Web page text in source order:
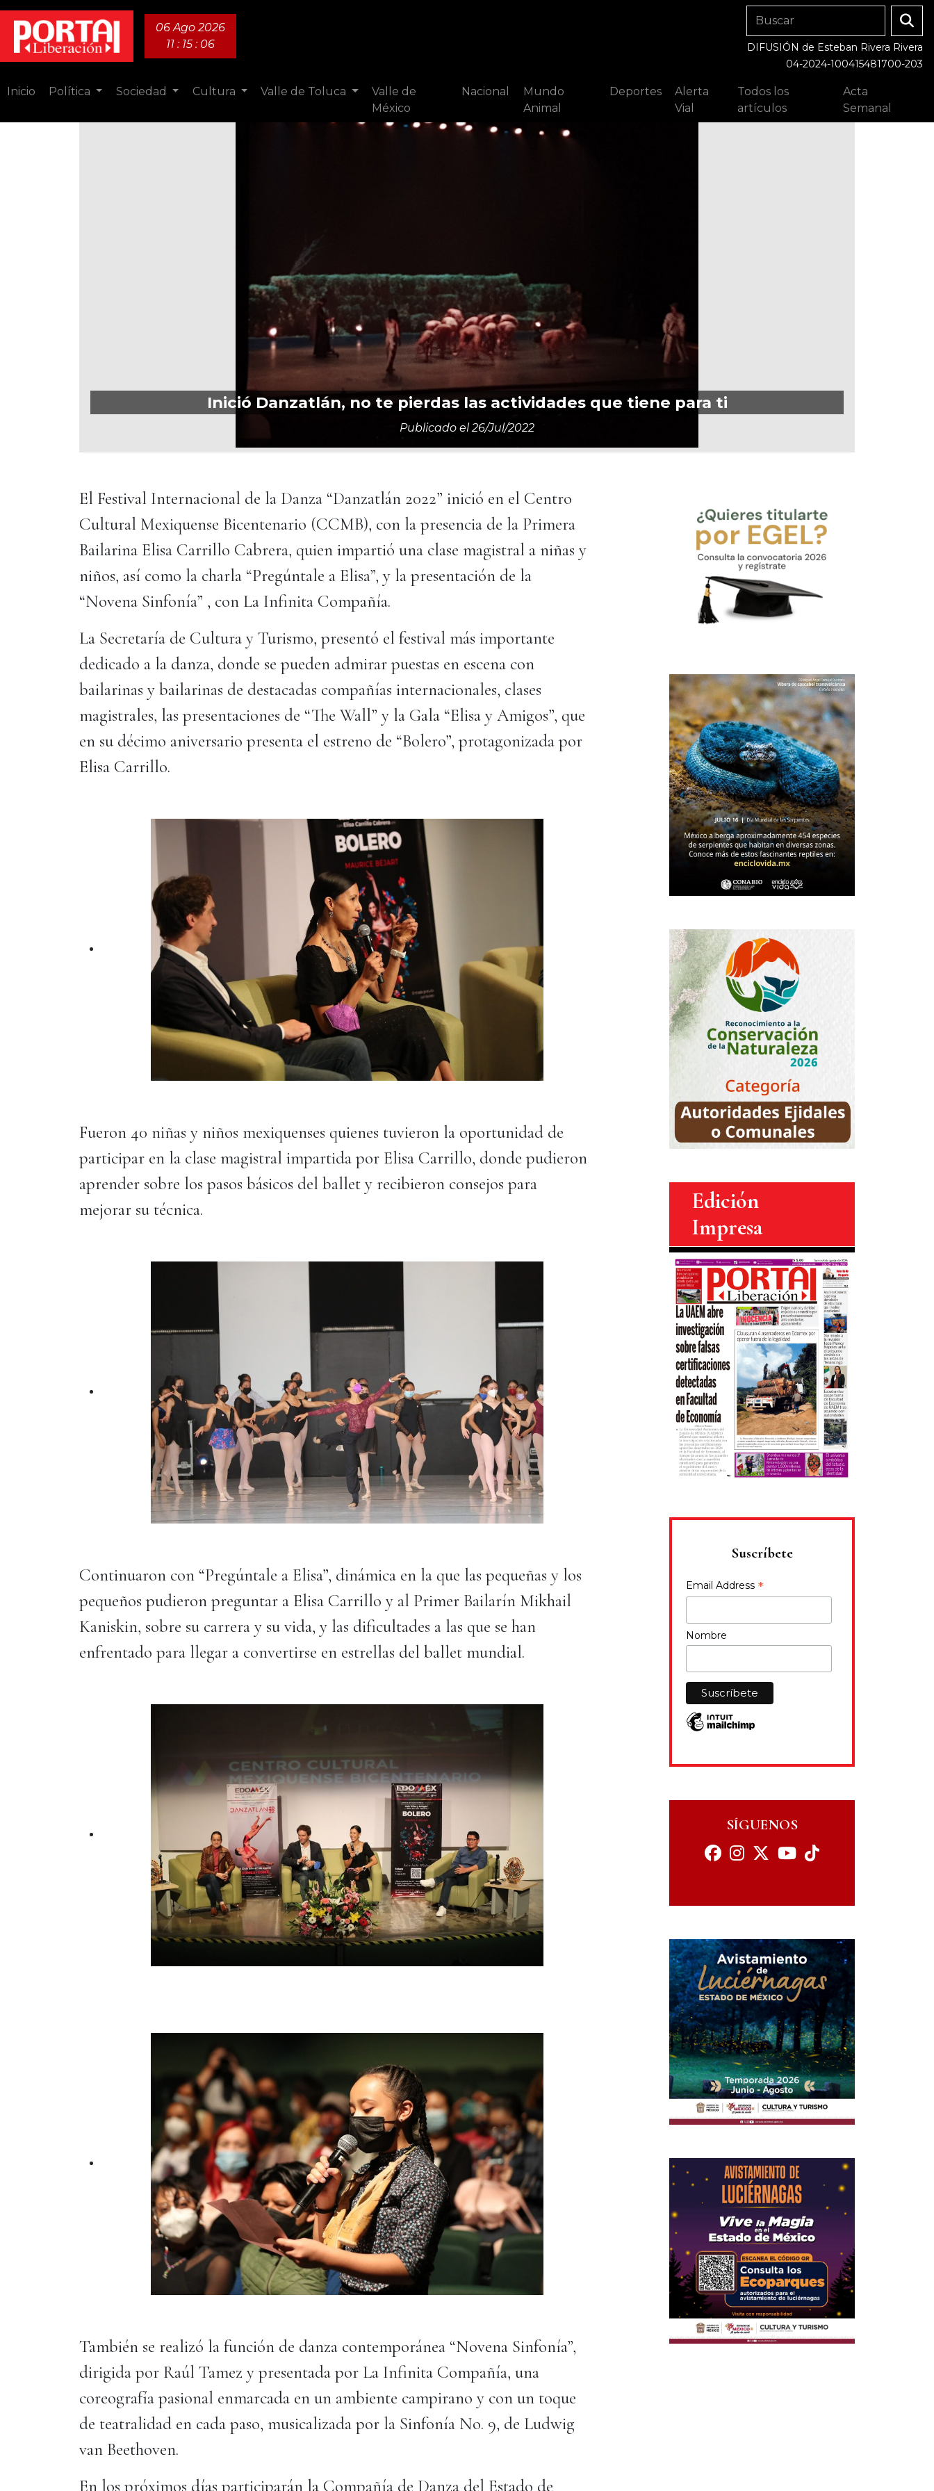
06 Ago 2026
11 : 15 : 08
DIFUSIÓN de Esteban Rivera Rivera
04-2024-100415481700-203
Inicio Política Sociedad Cultura Valle de Toluca
Valle de
México
Nacional
Mundo
Animal
Deportes
Alerta
Vial
Todos los
artículos
Acta
Semanal
Inició Danzatlán, no te pierdas las actividades que tiene para ti
Publicado el26/jul/2022
El Festival Internacional de la Danza “Danzatlán 2022” inició en el Centro
Cultural Mexiquense Bicentenario (CCMB), con la presencia de la Primera
Bailarina Elisa Carrillo Cabrera, quien impartió una clase magistral a niñas y
niños, así como la charla “Pregúntale a Elisa”, y la presentación de la
“Novena Sinfonía” , con La Infinita Compañía.
La Secretaría de Cultura y Turismo, presentó el festival más importante
dedicado a la danza, donde se pueden admirar puestas en escena con
bailarinas y bailarinas de destacadas compañías internacionales, clases
magistrales, las presentaciones de “The Wall” y la Gala “Elisa y Amigos”, que
en su décimo aniversario presenta el estreno de “Bolero”, protagonizada por
Elisa Carrillo.
Fueron 40 niñas y niños mexiquenses quienes tuvieron la oportunidad de
participar en la clase magistral impartida por Elisa Carrillo, donde pudieron
aprender sobre los pasos básicos del ballet y recibieron consejos para
mejorar su técnica.
Continuaron con “Pregúntale a Elisa”, dinámica en la que las pequeñas y los
pequeños pudieron preguntar a Elisa Carrillo y al Primer Bailarín Mikhail
Kaniskin, sobre su carrera y su vida, y las dificultades a las que se han
enfrentado para llegar a convertirse en estrellas del ballet mundial.
También se realizó la función de danza contemporánea “Novena Sinfonía”,
dirigida por Raúl Tamez y presentada por La Infinita Compañía, una
coreografía pasional enmarcada en un ambiente campirano y con un toque
de teatralidad en cada paso, musicalizada por la Sinfonía No. 9, de Ludwig
van Beethoven.
En los próximos días participarán la Compañía de Danza del Estado de
Edición
Impresa
Suscríbete
Email Address *
Nombre
SÍGUENOS